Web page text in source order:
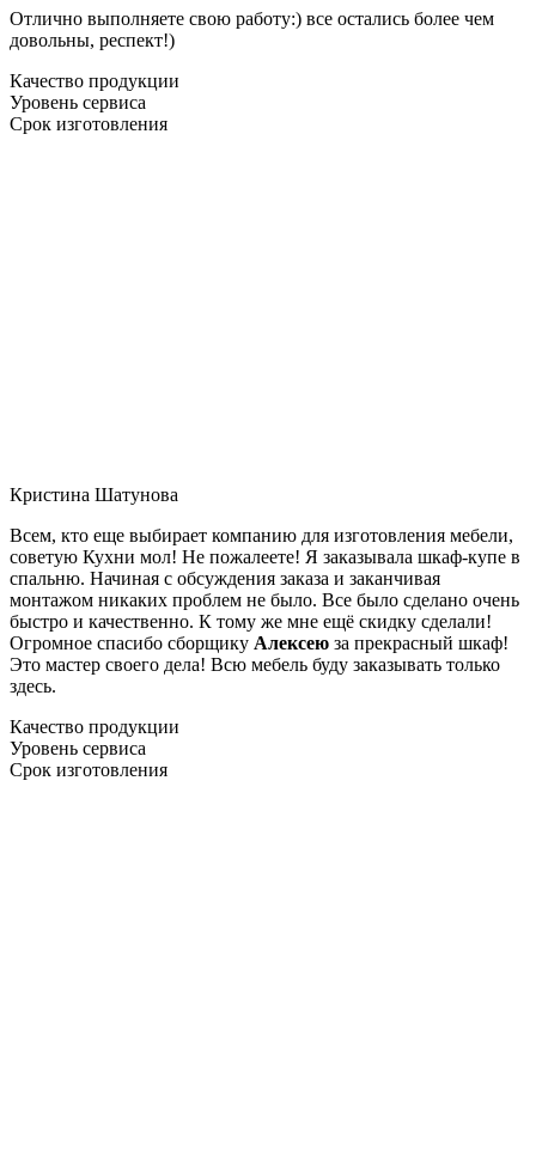
Отлично выполняете свою работу:) все остались более чем
довольны, респект!)
Качество продукции
Уровень сервиса
Срок изготовления
Кристина Шатунова
Всем, кто еще выбирает компанию для изготовления мебели,
советую Кухни мол! Не пожалеете! Я заказывала шкаф-купе в
спальню. Начиная с обсуждения заказа и заканчивая
монтажом никаких проблем не было. Все было сделано очень
быстро и качественно. К тому же мне ещё скидку сделали!
Огромное спасибо сборщику Алексею за прекрасный шкаф!
Это мастер своего дела! Всю мебель буду заказывать только
здесь.
Качество продукции
Уровень сервиса
Срок изготовления